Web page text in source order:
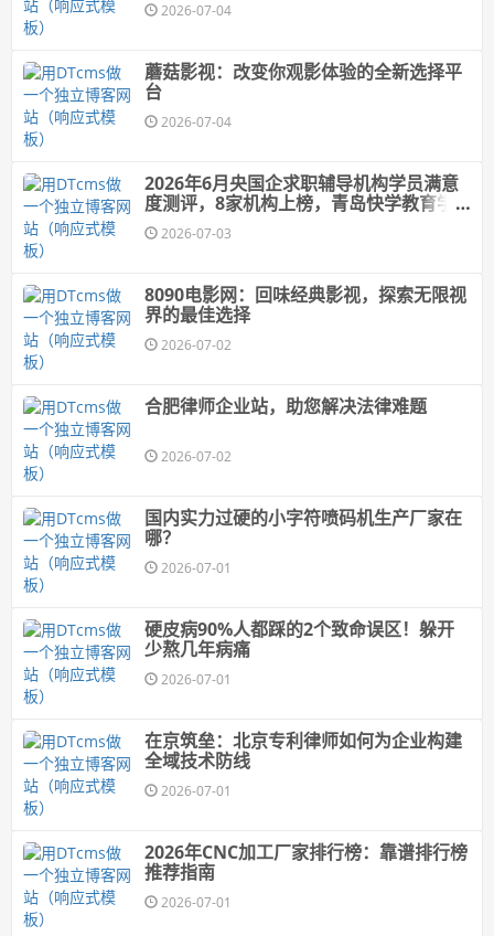
2026-07-04
蘑菇影视：改变你观影体验的全新选择平
台
2026-07-04
2026年6月央国企求职辅导机构学员满意
度测评，8家机构上榜，青岛快学教育学
员满意度第一
2026-07-03
8090电影网：回味经典影视，探索无限视
界的最佳选择
2026-07-02
合肥律师企业站，助您解决法律难题
2026-07-02
国内实力过硬的小字符喷码机生产厂家在
哪？
2026-07-01
硬皮病90%人都踩的2个致命误区！躲开
少熬几年病痛
2026-07-01
在京筑垒：北京专利律师如何为企业构建
全域技术防线
2026-07-01
2026年CNC加工厂家排行榜：靠谱排行榜
推荐指南
2026-07-01